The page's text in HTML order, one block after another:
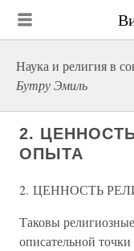
Наука и религия в
Бутру Эмиль
2.
ОПЫТА
2. ЦЕННОСТЬ
Таковы
описательной